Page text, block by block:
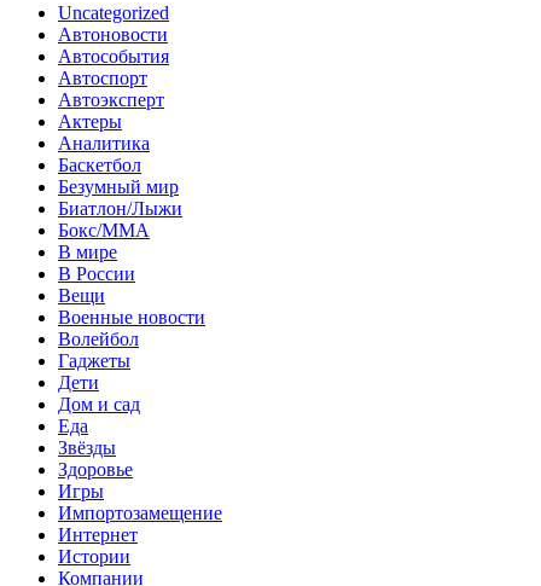
Uncategorized
Автоновости
Автособытия
Автоспорт
Автоэксперт
Актеры
Аналитика
Баскетбол
Безумный мир
Биатлон/Лыжи
Бокс/MMA
В мире
В России
Вещи
Военные новости
Волейбол
Гаджеты
Дети
Дом и сад
Еда
Звёзды
Здоровье
Игры
Импортозамещение
Интернет
Истории
Компании